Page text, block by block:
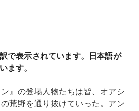
で表示されています。日本語が
ます。
ン』の登場人物たちは皆、オアシ
荒野を通り抜けていった。アン